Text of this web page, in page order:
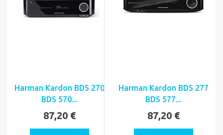
Harman Kardon BDS 270
BDS 570...
87,20 €
Harman Kardon BDS 277
BDS 577...
87,20 €